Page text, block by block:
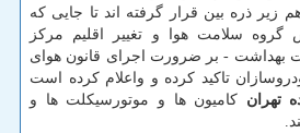
زیر ذره بین قرار گرفته اند تا جایی كه
سلامت هوا و تغییر اقلیم مركز
بهداشت - بر ضرورت اجرای قانون هوای
تاكید كرده و واعلام كرده است
تهران كامیون ها و موتورسیكلت ها و